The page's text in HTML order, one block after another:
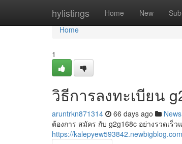
hylistings Home New
Home
Home
1
วิธีการลงทะเบียน
aruntrkn871314 66 days ago News
ต้องการ สมัคร กับ g2g168c อย่างรวดเร็
https://